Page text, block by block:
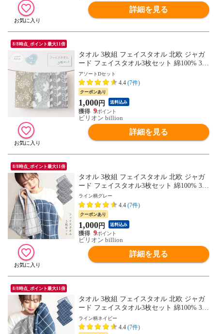
詳細を見る
8/8時点_ポイント最大11倍
タオル 3枚組 フェイスタオル 北欧 ジャガ
ード フェイスタオル3枚セット 綿100% 34×
84cm 【アソートDセット】
アソートDセット
4.4 (7件)
クーポンあり
1,000円 送料込み
9
ビリオン billion
詳細を見る
8/8時点_ポイント最大11倍
タオル 3枚組 フェイスタオル 北欧 ジャガ
ード フェイスタオル3枚セット 綿100% 34×
84cm 【ライン柄 グレー】
ライン柄グレー
4.4 (7件)
クーポンあり
1,000円 送料込み
9
ビリオン billion
詳細を見る
8/8時点_ポイント最大11倍
タオル 3枚組 フェイスタオル 北欧 ジャガ
ード フェイスタオル3枚セット 綿100% 34×
84cm 【ライン柄 ネイビー】
ライン柄ネイビー
4.4 (7件)